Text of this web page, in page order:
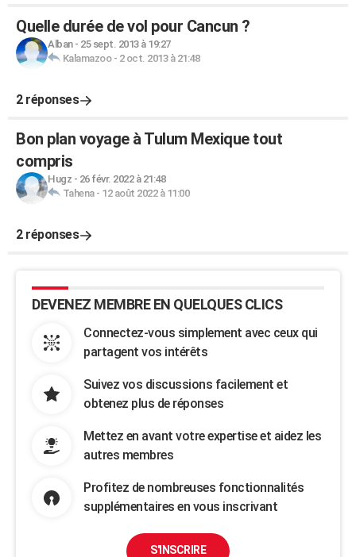
Quelle durée de vol pour Cancun ?
Alban- 25 sept. 2013 à 19:27
Kalamazoo- 2 oct. 2013 à 21:48
2 réponses
Bon plan voyage à Tulum Mexique tout
compris
Hugz - 26 févr. 2022 à 21:48
Tahena- 12 août 2022 à 11:00
2 réponses
DEVENEZ MEMBRE EN QUELQUES CLICS
Connectez-vous simplement avec ceux qui
partagent vos intérêts
Suivez vos discussions facilement et
obtenez plus de réponses
Mettez en avant votre expertise et aidez les
autres membres
Profitez de nombreuses fonctionnalités
supplémentaires en vous inscrivant
S'INSCRIRE